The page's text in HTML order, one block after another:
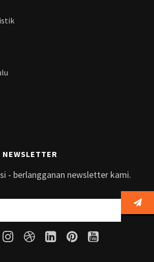
- berlangganan newsletter kami.